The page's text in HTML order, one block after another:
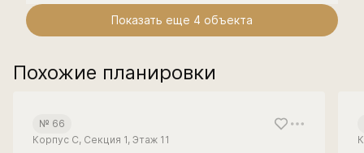
Показать еще 4 объектa
Похожие планировки
№ 66
Корпус С, Секция 1, Этаж 11